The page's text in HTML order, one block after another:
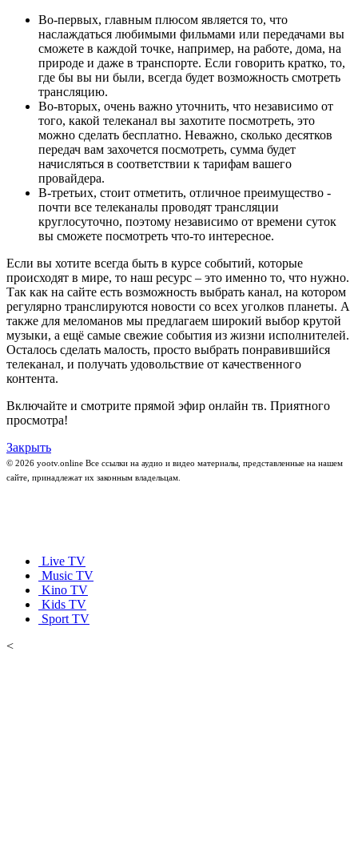
Во-первых, главным плюсом является то, что
наслаждаться любимыми фильмами или передачами вы
сможете в каждой точке, например, на работе, дома, на
природе и даже в транспорте. Если говорить кратко, то,
где бы вы ни были, всегда будет возможность смотреть
трансляцию.
Во-вторых, очень важно уточнить, что независимо от
того, какой телеканал вы захотите посмотреть, это
можно сделать бесплатно. Неважно, сколько десятков
передач вам захочется посмотреть, сумма будет
начисляться в соответствии к тарифам вашего
провайдера.
В-третьих, стоит отметить, отличное преимущество -
почти все телеканалы проводят трансляции
круглосуточно, поэтому независимо от времени суток
вы сможете посмотреть что-то интересное.
Если вы хотите всегда быть в курсе событий, которые
происходят в мире, то наш ресурс – это именно то, что нужно.
Так как на сайте есть возможность выбрать канал, на котором
регулярно транслируются новости со всех уголков планеты. А
также для меломанов мы предлагаем широкий выбор крутой
музыки, а ещё самые свежие события из жизни исполнителей.
Осталось сделать малость, просто выбрать понравившийся
телеканал, и получать удовольствие от качественного
контента.
Включайте и смотрите прямой эфир онлайн тв. Приятного
просмотра!
Закрыть
© 2026 yootv.online Все ссылки на аудио и видео материалы, представленные на нашем
сайте, принадлежат их законным владельцам.
Live TV
Music TV
Kino TV
Kids TV
Sport TV
<